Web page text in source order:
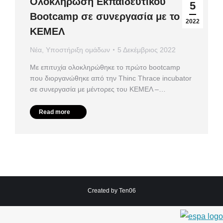
5
2022
Bootcamp σε συνεργασία με το
ΚΕΜΕΛ
Νέα Υποστήριξη ομάδων 5 Δεκέμβριος 2022
Με επιτυχία ολοκληρώθηκε το πρώτο bootcamp
που διοργανώθηκε από την Thinc Thrace incubator
σε συνεργασία με μέντορες του ΚΕΜΕΛ –…
Read more
Created by Ten06